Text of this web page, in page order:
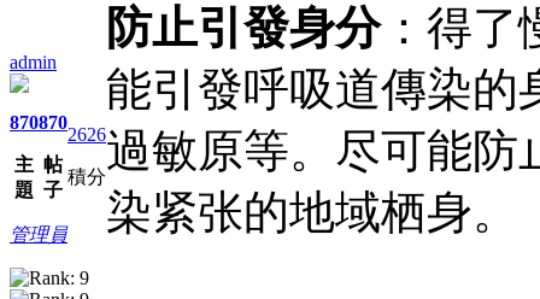
admin
870
主
題
870
帖
子
2626
積分
管理員
防止引發身分：得了
能引發呼吸道傳染的
過敏原等。尽可能防
染紧张的地域栖身。